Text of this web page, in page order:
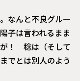
なんと不良グルー
子は言われるまま
が！ 稔は（そして
でとは別人のよう